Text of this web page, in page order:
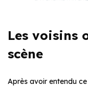
Les voisins
scène
Après avoir entendu